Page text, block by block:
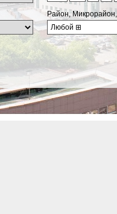
Район,
Любой ⊞